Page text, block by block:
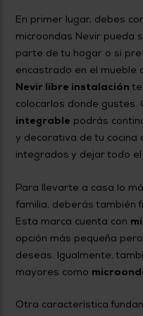
En primer lugar, debes
microondas Nevir pueda
parte de tu hogar o si
encastrado en el mueble
Nevir libre instalación
colocarlos donde gustes.
integrable podrás
y decorativa de tu cocina
integrados y dejar todo
Para llevarte a casa lo
familia, deberás también
Esta marca cuenta con
opción más pequeña
deseas. Igualmente,
mayores como
Otra característica